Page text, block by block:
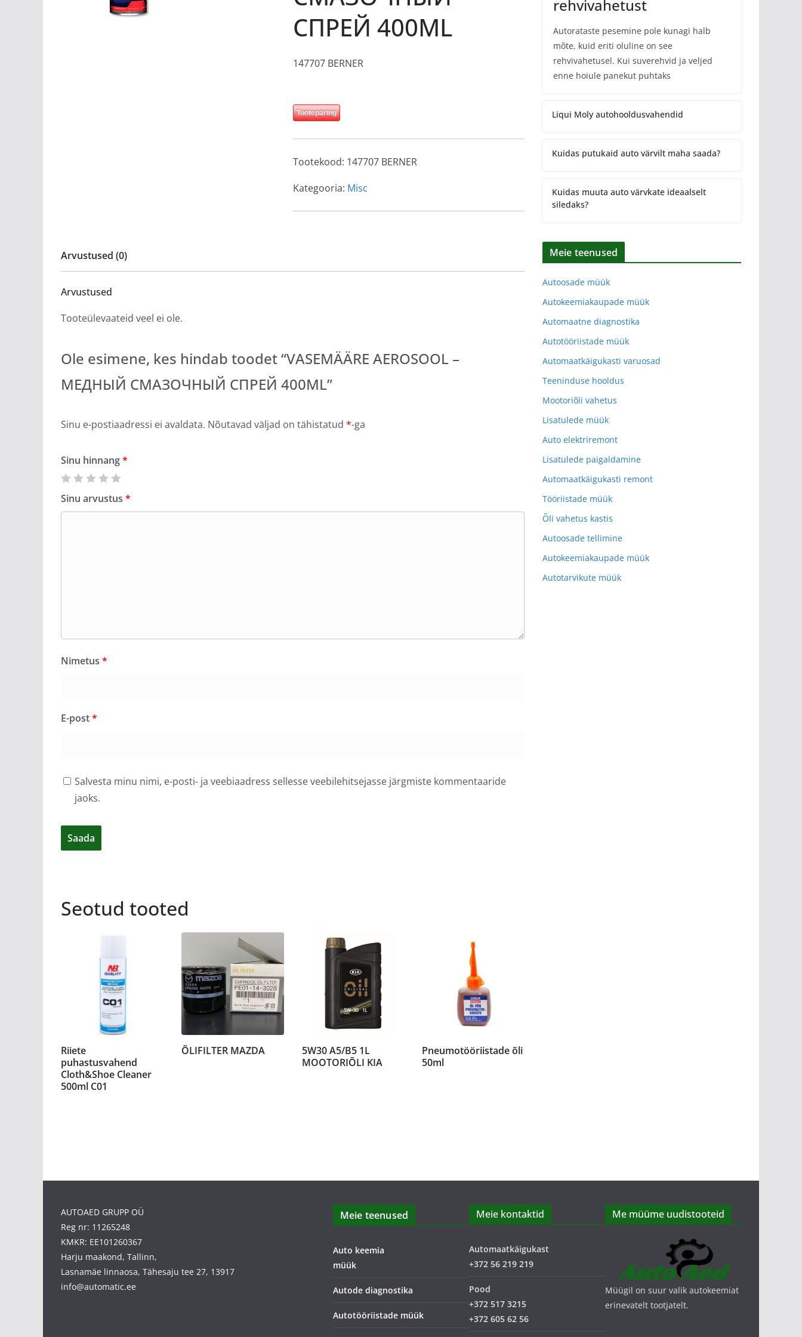
СПРЕЙ 400ML
147707 BERNER
Tootepäring
Tootekood: 147707 BERNER
Kategooria: Misc
Arvustused (0)
Arvustused
Tooteülevaateid veel ei ole.
Ole esimene, kes hindab toodet “VASEMÄÄRE AEROSOOL –
МЕДНЫЙ СМАЗОЧНЫЙ СПРЕЙ 400ML”
Sinu e-postiaadressi ei avaldata. Nõutavad väljad on tähistatud *-ga
Sinu hinnang*
Sinu arvustus *
Nimetus *
E-post*
Salvesta minu nimi, e-posti- ja veebiaadress sellesse veebilehitsejasse järgmiste kommentaaride
jaoks.
Seotud tooted
Riiete
puhastusvahend
Cloth&Shoe Cleaner
500ml C01
ÕLIFILTER MAZDA
5W30 A5/B5 1L
MOOTORIÕLI KIA
Pneumotööriistade õli
50ml
rehvivahetust
Autorataste pesemine pole kunagi halb
mõte, kuid eriti oluline on see
rehvivahetusel. Kui suverehvid ja veljed
enne hoiule panekut puhtaks
Liqui Moly autohooldusvahendid
Kuidas putukaid auto värvilt maha saada?
Kuidas muuta auto värvkate ideaalselt
siledaks?
Meie teenused
Autoosade müük
Autokeemiakaupade müük
Automaatne diagnostika
Autotööriistade müük
Automaatkäigukasti varuosad
Teeninduse hooldus
Mootoriõli vahetus
Lisatulede müük
Auto elektriremont
Lisatulede paigaldamine
Automaatkäigukasti remont
Tööriistade müük
Õli vahetus kastis
Autoosade tellimine
Autokeemiakaupade müük
Autotarvikute müük
AUTOAED GRUPP OÜ
Reg nr: 11265248
KMKR: EE101260367
Harju maakond, Tallinn,
Lasnamäe linnaosa, Tähesaju tee 27, 13917
info@automatic.ee
Meie teenused
Auto keemia
müük
Autode diagnostika
Autotööriistade müük
Meie kontaktid
Automaatkäigukast
+372 56 219 219
Pood
+372 517 3215
+372 605 62 56
Me müüme uudistooteid
Müügil on suur valik autokeemiat
erinevatelt tootjatelt.